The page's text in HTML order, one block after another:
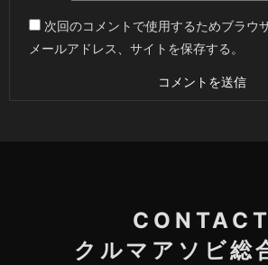
次回のコメントで使用するためブラウ
メールアドレス、サイトを保存する。
CONTACT
クルマアソビ総